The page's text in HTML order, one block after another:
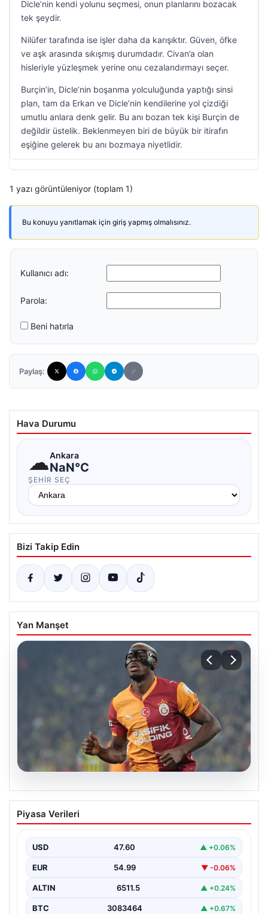
Dicle’nin kendi yolunu seçmesi, onun planlarını bozacak
tek şeydir.
Nilüfer tarafında ise işler daha da karışıktır. Güven, öfke
ve aşk arasında sıkışmış durumdadır. Civan’a olan
hisleriyle yüzleşmek yerine onu cezalandırmayı seçer.
Burçin’in, Dicle’nin boşanma yolculuğunda yaptığı sinsi
plan, tam da Erkan ve Dicle’nin kendilerine yol çizdiği
umutlu anlara denk gelir. Bu anı bozan tek kişi Burçin de
değildir üstelik. Beklenmeyen biri de büyük bir itirafın
eşiğine gelerek bu anı bozmaya niyetlidir.
1 yazı görüntüleniyor (toplam 1)
Bu konuyu yanıtlamak için giriş yapmış olmalısınız.
Kullanıcı adı:
Parola:
Beni hatırla
Paylaş:
Hava Durumu
☁Ankara
NaN°C
ŞEHIR SEÇ
Bizi Takip Edin
Yan Manşet
05.08.2026
Victor Osimhen, Galatasaray’daki
geleceğiyle ilgili kararını açıkladı
dönemde gösterdiği etkileyici performansla Avrupa'nın
önde gelen kulüplerinin…
Piyasa Verileri
USD 47.60 ▲ +0.06%
EUR 54.99 ▼ -0.06%
ALTIN 6511.5 ▲ +0.24%
BTC 3083464 ▲ +0.67%